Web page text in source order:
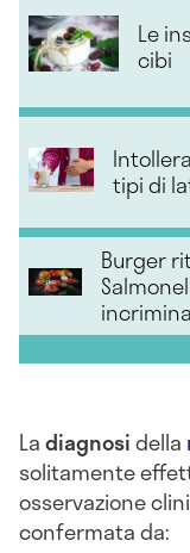
Le
cibi
tipi di
Burger
Ladiagnosidella
solitamente
osservazione
confermata da: